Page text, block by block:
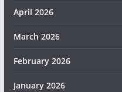
April 2026
March 2026
February 2026
January 2026